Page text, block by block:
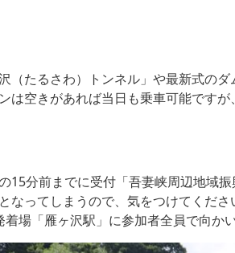
（たるさわ）トンネル」や最新式の
は空きがあれば当日も乗車可能です
15分前までに受付「吾妻峡周辺地域
なってしまうので、気をつけてくだ
場「雁ヶ沢駅」に参加者全員で向かい